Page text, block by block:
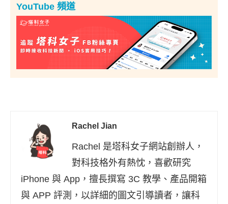
YouTube 頻道
Rachel Jian
Rachel 是塔科女子網站創辦人，
對科技格外有熱忱，喜歡研究
iPhone 與 App，擅長撰寫 3C 教學、產品開箱
與 APP 評測，以詳細的圖文引導讀者，讓科